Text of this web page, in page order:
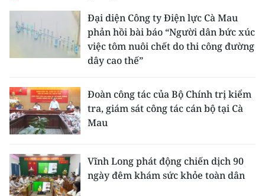
Đại diện Công ty Điện lực Cà Mau
phản hồi bài báo “Người dân bức xúc
việc tôm nuôi chết do thi công đường
dây cao thế”
Đoàn công tác của Bộ Chính trị kiểm
tra, giám sát công tác cán bộ tại Cà
Mau
Vĩnh Long phát động chiến dịch 90
ngày đêm khám sức khỏe toàn dân